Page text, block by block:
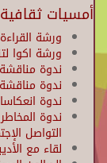
أمسيات ثقافية
ورشة
ورشة اكوا
ندوة
ندوة
ندوة
ندوة
التواصل
لقاء مع